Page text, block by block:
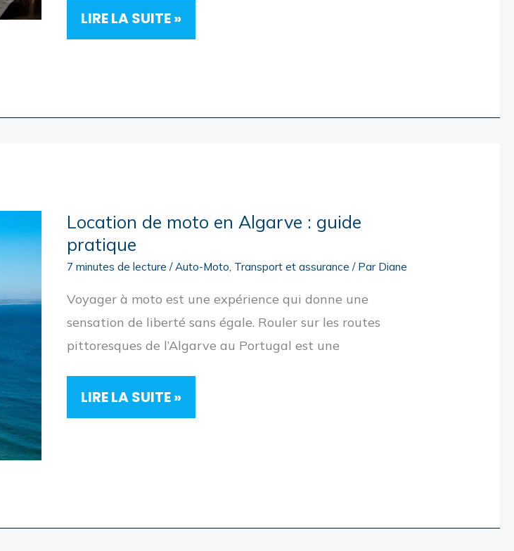
PORTUGAL
VOITURE
VÉHICULE,
ITINÉRAIRE
FLUIDE
LIRE LA SUITE »
Location de moto en Algarve : guide
pratique
7 minutes de lecture /Auto-Moto, Transport et assurance / Par Diane
Voyager à moto est une expérience qui donne une
sensation de liberté sans égale. Rouler sur les routes
pittoresques de l’Algarve au Portugal est une
LOCATION
MOTO
LIRE LA SUITE »